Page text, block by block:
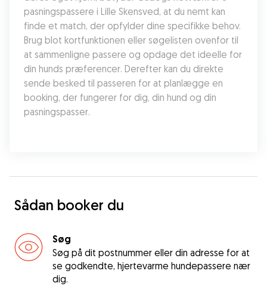
pasningspassere i Lille Skensved, at du nemt kan
finde et match, der opfylder dine specifikke behov.
Brug blot kortfunktionen eller søgelisten ovenfor til
at sammenligne passere og opdage det ideelle for
din hunds præferencer. Derefter kan du direkte
sende besked til passeren for at planlægge en
booking, der fungerer for dig, din hund og din
pasningspasser.
Sådan booker du
Søg
Søg på dit postnummer eller din adresse for at
se godkendte, hjertevarme hundepassere nær
dig.